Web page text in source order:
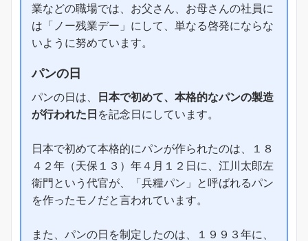
業などの職場では、お父さん、お母さんの社員に
は「ノー残業デー」にして、単なる啓発にならな
いように努めています。
パンの日
パンの日は、
日本で初めて、本格的なパンの製造
が行われた日 を記念日にしています。
日本で初めて本格的にパンが作られたのは、１８
４２年（天保１３）年４月１２日に、江川太郎左
衛門という代官が、「兵糧パン」と呼ばれるパン
を作ったモノだと言われています。
また、パンの日を制定したのは、１９９３年に、